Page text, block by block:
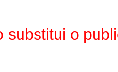
substitui o